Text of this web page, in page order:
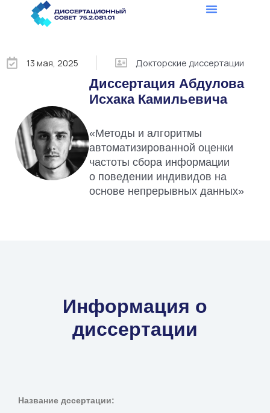
13 мая, 2025 Докторские диссертации
Диссертация Абдулова
Исхака Камильевича
«Методы и алгоритмы
автоматизированной оценки
частоты сбора информации
о поведении индивидов на
основе непрерывных данных»
Информация о
диссертации
Название дссертации: